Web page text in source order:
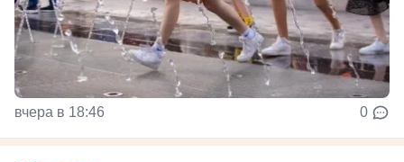
вчера в 18:46 0